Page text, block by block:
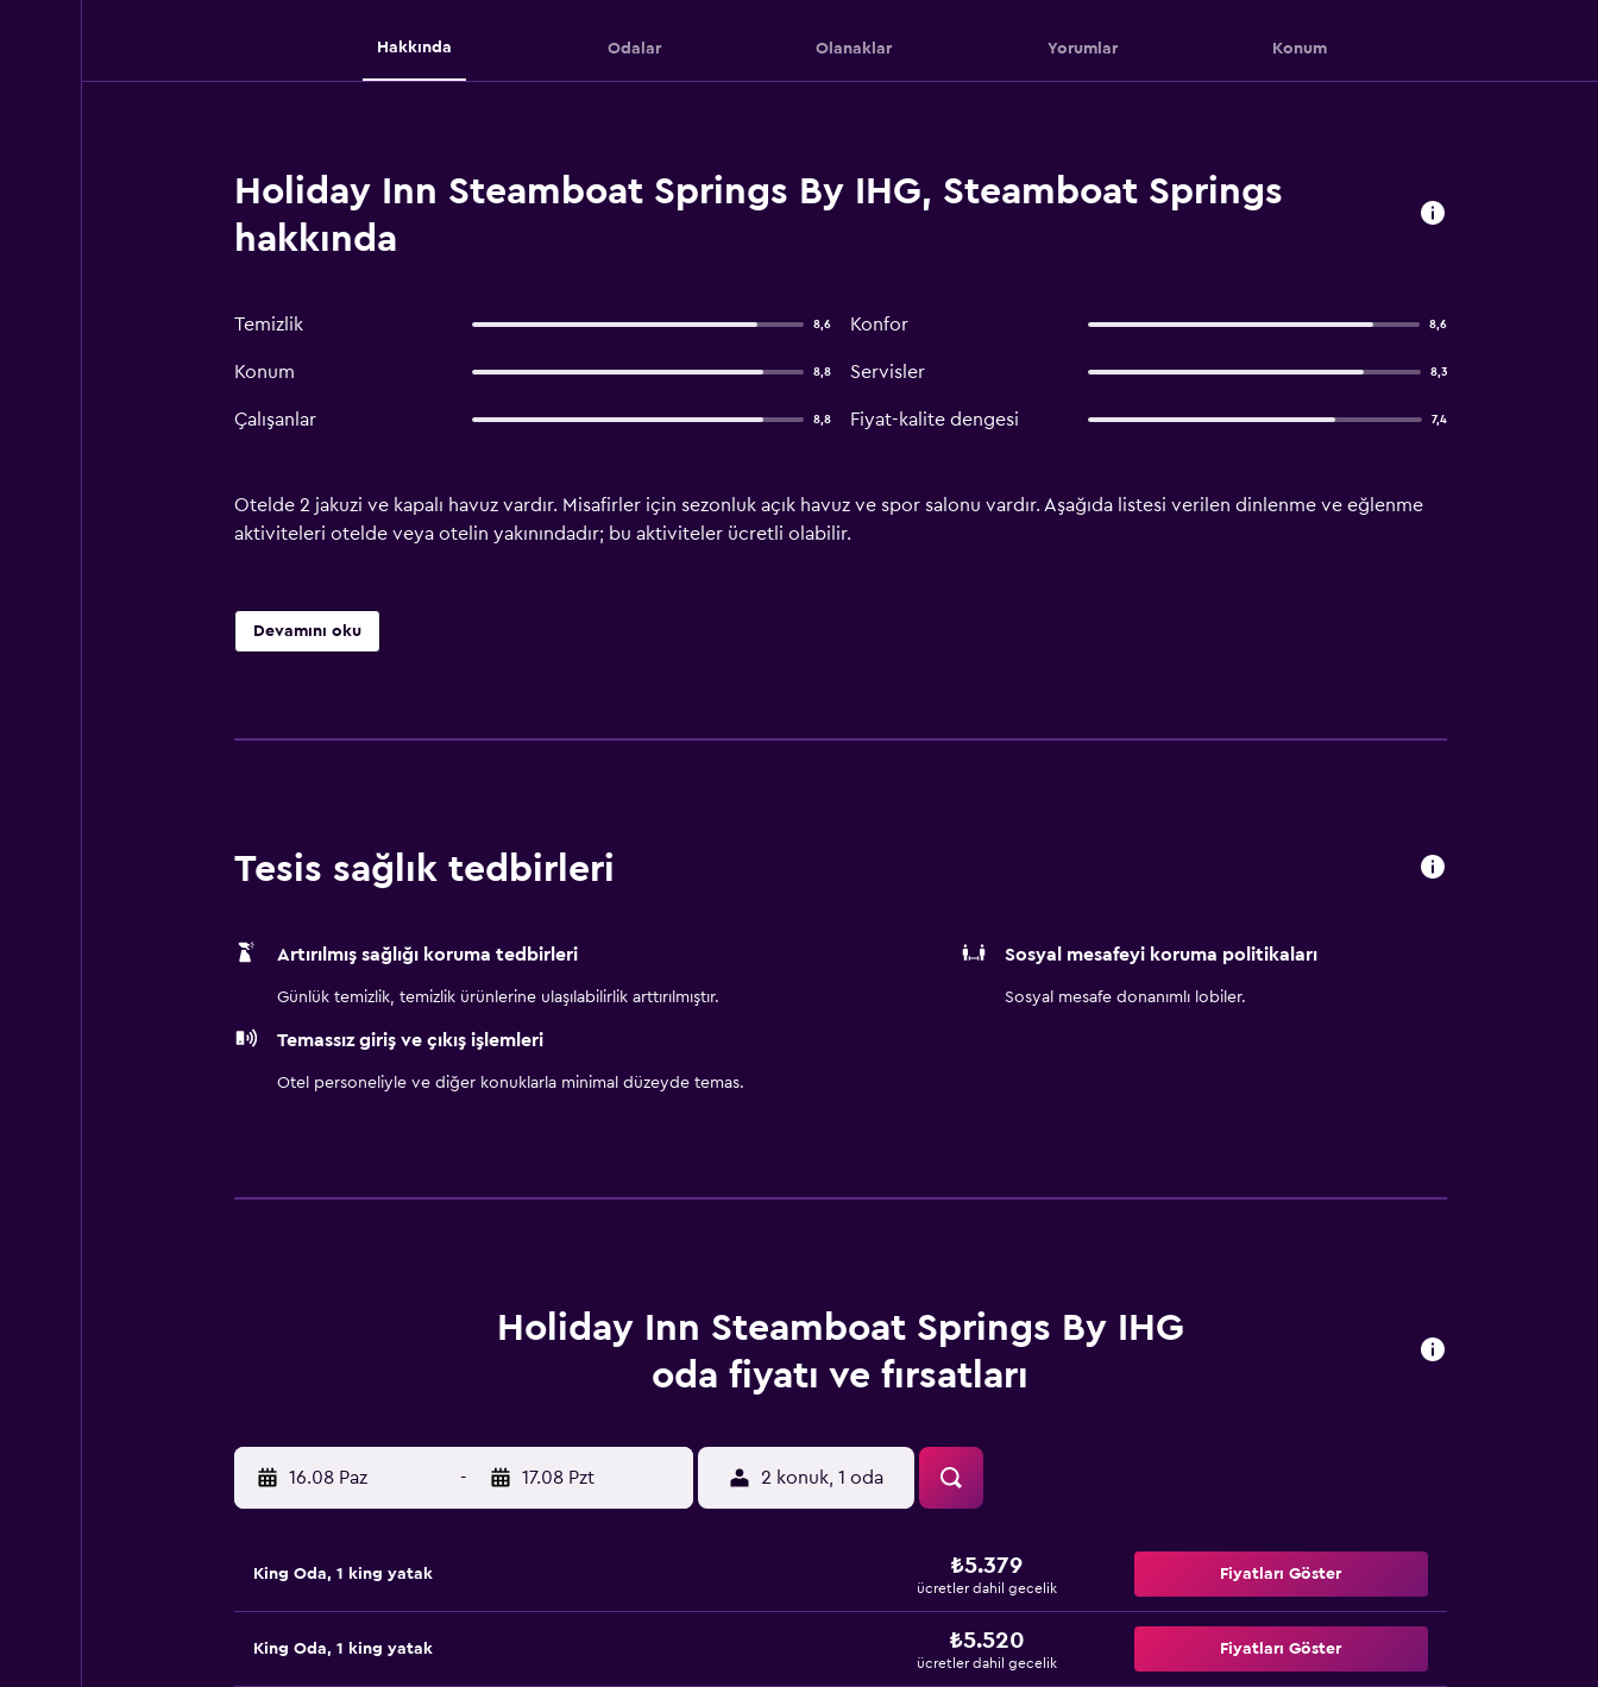
Hakkında Odalar Olanaklar Yorumlar Konum
Holiday Inn Steamboat Springs By IHG, Steamboat Springs
hakkında
Temizlik 8,6 Konfor 8,6
Konum 8,8 Servisler 8,3
Çalışanlar 8,8 Fiyat-kalite dengesi 7,4
Otelde 2 jakuzi ve kapalı havuz vardır. Misafirler için sezonluk açık havuz ve spor salonu vardır. Aşağıda listesi verilen dinlenme ve eğlenme
aktiviteleri otelde veya otelin yakınındadır; bu aktiviteler ücretli olabilir.
Devamını oku
Tesis sağlık tedbirleri
Artırılmış sağlığı koruma tedbirleri
Günlük temizlik, temizlik ürünlerine ulaşılabilirlik arttırılmıştır.
Sosyal mesafeyi koruma politikaları
Sosyal mesafe donanımlı lobiler.
Temassız giriş ve çıkış işlemleri
Otel personeliyle ve diğer konuklarla minimal düzeyde temas.
Holiday Inn Steamboat Springs By IHG
oda fiyatı ve fırsatları
16.08 Paz - 17.08 Pzt 2 konuk, 1 oda
King Oda, 1 king yatak ₺5.379
ücretler dahil gecelik
Fiyatları Göster
King Oda, 1 king yatak ₺5.520
ücretler dahil gecelik
Fiyatları Göster